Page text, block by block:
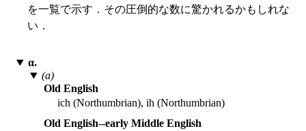
を一覧で示す．その圧倒的な数に驚かれるかもしれな
い．
α.
(a)
Old English
ich (Northumbrian), ih (Northumbrian)
Old English--early Middle English